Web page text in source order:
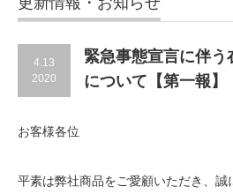
4.13
2020
緊急事態宣言に伴
について【第一報】
お客様各位
平素は弊社商品をご愛顧いただき、誠